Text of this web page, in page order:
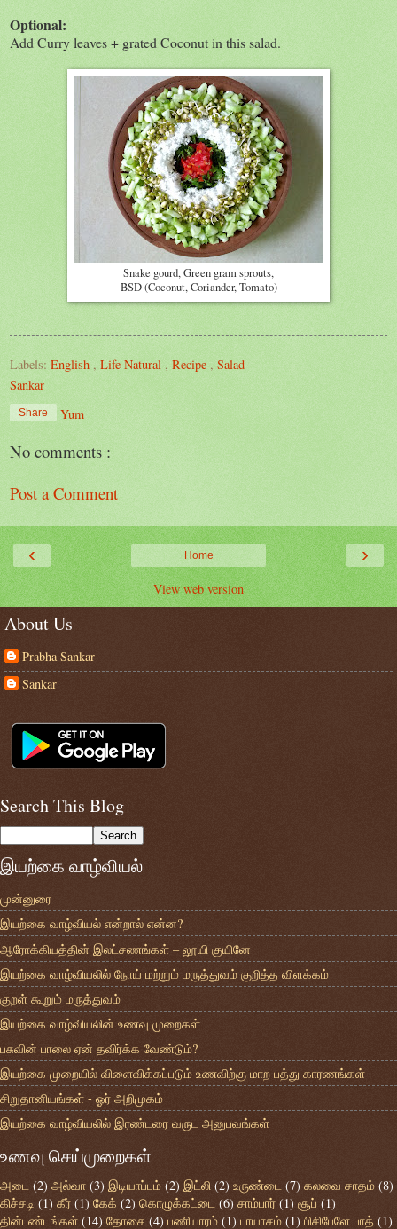
Optional:
Add Curry leaves + grated Coconut in this salad.
Snake gourd, Green gram sprouts,
BSD (Coconut, Coriander, Tomato)
Labels: English , Life Natural , Recipe , Salad
Sankar
Share Yum
No comments :
Post a Comment
‹ ›
Home
View web version
About Us
Prabha Sankar
Sankar
Search This Blog
இயற்கை வாழ்வியல்
முன்னுரை
இயற்கை வாழ்வியல் என்றால் என்ன?
ஆரோக்கியத்தின் இலட்சணங்கள் – லூயி குயினே
இயற்கை வாழ்வியலில் நோய் மற்றும் மருத்துவம் குறித்த விளக்கம்
குறள் கூறும் மருத்துவம்
இயற்கை வாழ்வியலின் உணவு முறைகள்
பசுவின் பாலை ஏன் தவிர்க்க வேண்டும்?
இயற்கை முறையில் விளைவிக்கப்படும் உணவிற்கு மாற பத்து காரணங்கள்
சிறுதானியங்கள் - ஓர் அறிமுகம்
இயற்கை வாழ்வியலில் இரண்டரை வருட அனுபவங்கள்
உணவு செய்முறைகள்
அடை (2) அல்வா (3) இடியாப்பம் (2) இட்லி (2) உருண்டை (7) கலவை சாதம் (8)
கிச்சடி (1) கீர் (1) கேக் (2) கொழுக்கட்டை (6) சாம்பார் (1) சூப் (1)
தின்பண்டங்கள் (14) தோசை (4) பணியாரம் (1) பாயாசம் (1) பிசிபேளே பாத் (1)